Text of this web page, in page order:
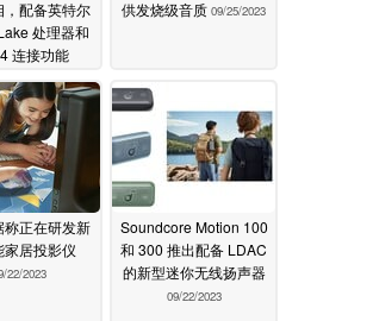
，配备英特尔
处理器和
连接功能
26/2023
供发烧级音质 09/25/2023
称正在研发新
家居投影仪
22/2023
Soundcore Motion 100
和 300 推出配备 LDAC
的新型迷你无线扬声器
09/22/2023